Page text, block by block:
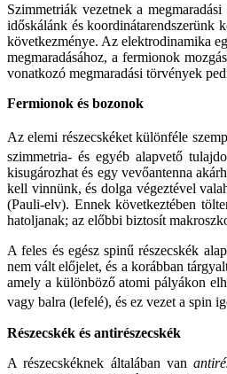
Szimmetriák vezetnek a
időskálánk és koordinátarendszerünk
következménye. Az elektrodinamika
megmaradásához, a fermionok
vonatkozó megmaradási törvények
Fermionok és bozonok
Az elemi részecskéket különféle
szimmetria- és egyéb alapvető
kisugározhat és egy vevőantenna
kell vinnünk, és dolga végeztével
(Pauli-elv). Ennek következtében
hatoljanak; az előbbi biztosít
A feles és egész spinű részecskék
nem vált előjelet, és a korábban
amely a különböző atomi pályákon
vagy balra (lefelé), és ez vezet a spin
Részecskék és antirészecskék
A részecskéknek általában van